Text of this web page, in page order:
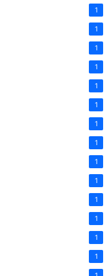
1
1
1
1
1
1
1
1
1
1
1
1
1
1